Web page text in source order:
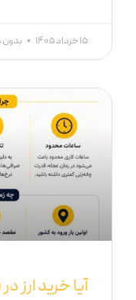
۱۵ خرداد ۱۴۰۵ بدون
آیا خرید ارز